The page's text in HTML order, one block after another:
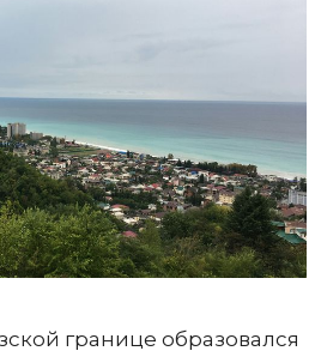
границе образовался